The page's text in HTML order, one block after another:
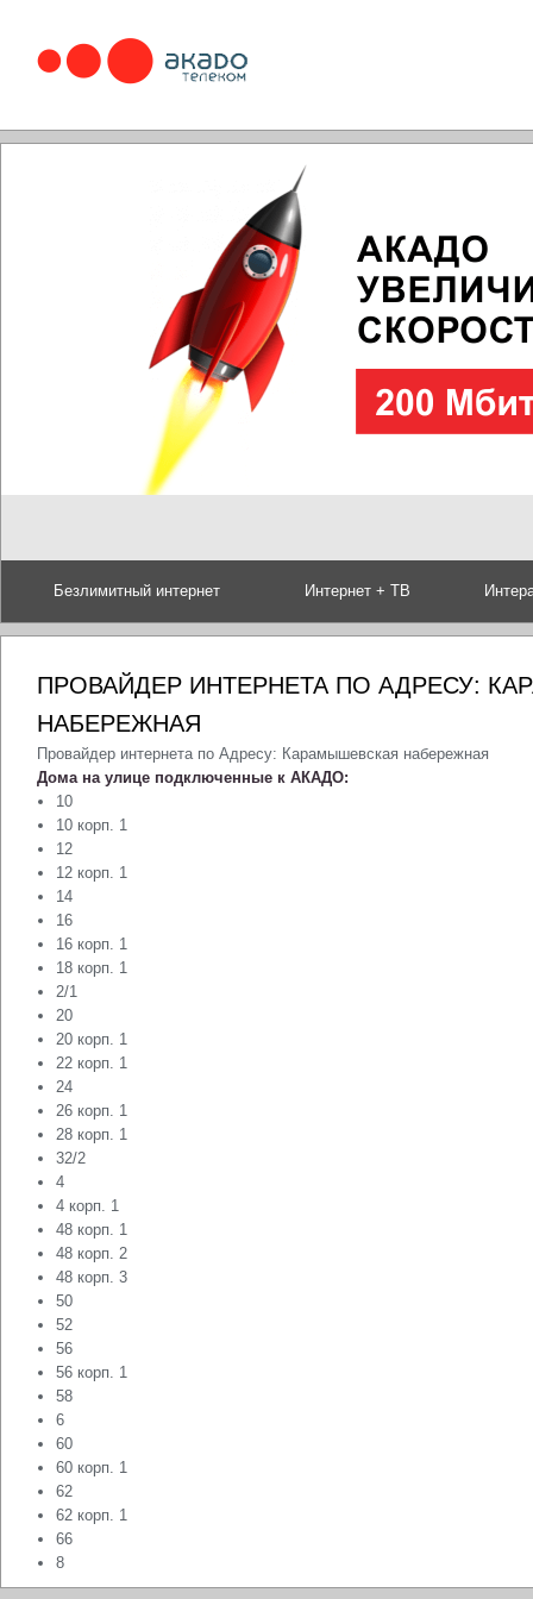
Безлимитный интернет Интернет + ТВ
ПРОВАЙДЕР ИНТЕРНЕТА ПО АДРЕСУ:
НАБЕРЕЖНАЯ
Провайдер интернета по Адресу: Карамышевская набережная
Дома на улице подключенные к АКАДО:
10
10 корп. 1
12
12 корп. 1
14
16
16 корп. 1
18 корп. 1
2/1
20
20 корп. 1
22 корп. 1
24
26 корп. 1
28 корп. 1
32/2
4
4 корп. 1
48 корп. 1
48 корп. 2
48 корп. 3
50
52
56
56 корп. 1
58
6
60
60 корп. 1
62
62 корп. 1
66
8